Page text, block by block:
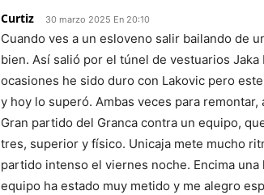
Curtiz 30 marzo 2025 En 20:10
Cuando ves a un esloveno salir bailando de
bien. Así salió por el túnel de vestuarios
ocasiones he sido duro con Lakovic pero
y hoy lo superó. Ambas veces para
Gran partido del Granca contra un equipo,
tres, superior y físico. Unicaja mete mucho
partido intenso el viernes noche. Encima
equipo ha estado muy metido y me alegro